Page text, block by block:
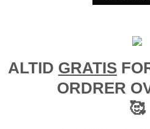
ALTID GRATIS
ORDRER
🥰